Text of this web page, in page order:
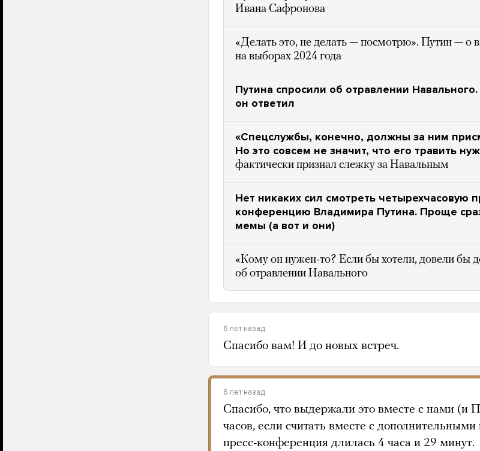
Ивана Сафронова
«Делать это, не делать — посмотрю». Путин — о
на выборах 2024 года
Путина спросили об отравлении
он ответил
«Спецслужбы, конечно, должны за ним
Но это совсем не значит, что его травить
фактически признал слежку за Навальным
Нет никаких сил смотреть четырехчасовую
конференцию Владимира Путина. Проще
мемы (а вот и они)
«Кому он нужен-то? Если бы хотели, довели бы
об отравлении Навального
6 лет назад
Спасибо вам! И до новых встреч.
6 лет назад
Спасибо, что выдержали это вместе с нами (и
часов, если считать вместе с
пресс-конференция длилась 4 часа и 29 минут.